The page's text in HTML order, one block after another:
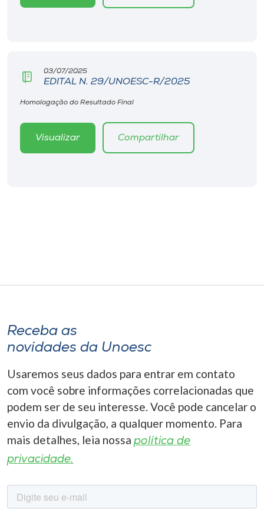
03/07/2025
EDITAL N. 29/UNOESC-R/2025
Homologação do Resultado Final
Visualizar Compartilhar
Receba as
novidades da Unoesc
Usaremos seus dados para entrar em contato
com você sobre informações correlacionadas que
podem ser de seu interesse. Você pode cancelar o
envio da divulgação, a qualquer momento. Para
mais detalhes, leia nossa política de
privacidade.